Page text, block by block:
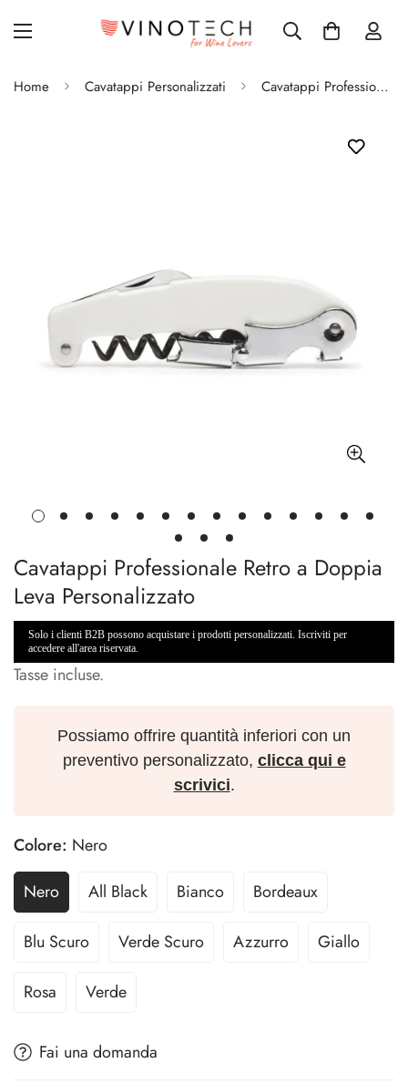
Home Cavatappi Personalizzati Cavatappi Professionale Retro a Doppia Leva Personalizzato
Cavatappi Professionale Retro a Doppia
Leva Personalizzato
Solo i clienti B2B possono acquistare i prodotti personalizzati. Iscriviti per
accedere all'area riservata.
Tasse incluse.
Possiamo offrire quantità inferiori con un
preventivo personalizzato, clicca qui e
scrivici.
Colore: Nero
Nero
All Black Bianco Bordeaux
Blu Scuro Verde Scuro Azzurro Giallo
Rosa Verde
Fai una domanda